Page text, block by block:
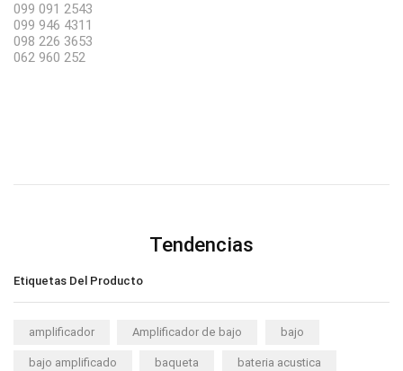
099 091 2543
099 946 4311
098 226 3653
062 960 252
Tendencias
Etiquetas Del Producto
amplificador Amplificador de bajo bajo
bajo amplificado baqueta bateria acustica